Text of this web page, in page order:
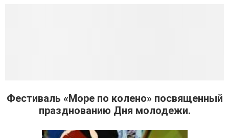
Фестиваль «Море по колено» посвященный
празднованию Дня молодежи.